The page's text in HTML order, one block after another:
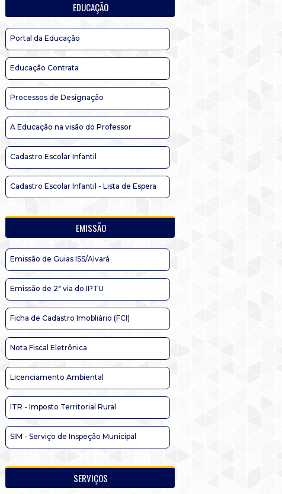
EDUCAÇÃO
Portal da Educação
Educação Contrata
Processos de Designação
A Educação na visão do Professor
Cadastro Escolar Infantil
Cadastro Escolar Infantil - Lista de Espera
EMISSÃO
Emissão de Guias ISS/Alvará
Emissão de 2ª via do IPTU
Ficha de Cadastro Imobliário (FCI)
Nota Fiscal Eletrônica
Licenciamento Ambiental
ITR - Imposto Territorial Rural
SIM - Serviço de Inspeção Municipal
SERVIÇOS